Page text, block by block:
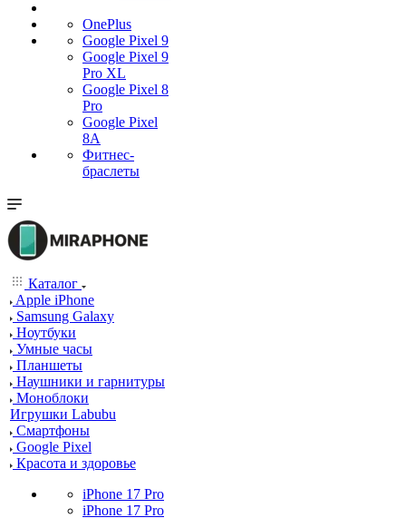
OnePlus
Google Pixel 9
Google Pixel 9
Pro XL
Google Pixel 8
Pro
Google Pixel
8A
Фитнес-
браслеты
Каталог
Apple iPhone
Samsung Galaxy
Ноутбуки
Умные часы
Планшеты
Наушники и гарнитуры
Моноблоки
Игрушки Labubu
Смартфоны
Google Pixel
Красота и здоровье
iPhone 17 Pro
iPhone 17 Pro